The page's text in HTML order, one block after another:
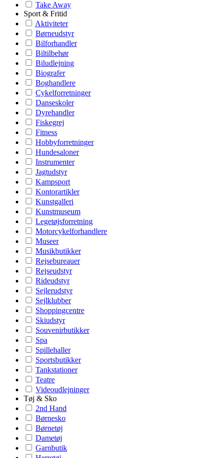
Take Away
Sport & Fritid
Aktiviteter
Børneudstyr
Bilforhandler
Biltilbehør
Biludlejning
Biografer
Boghandlere
Cykelforretninger
Danseskoler
Dyrehandler
Fiskegrej
Fitness
Hobbyforretninger
Hundesaloner
Instrumenter
Jagtudstyr
Kampsport
Kontorartikler
Kunstgalleri
Kunstmuseum
Legetøjsforretning
Motorcykelforhandlere
Museer
Musikbutikker
Rejsebureauer
Rejseudstyr
Rideudstyr
Sejlerudstyr
Sejlklubber
Shoppingcentre
Skiudstyr
Souvenirbutikker
Spa
Spillehaller
Sportsbutikker
Tankstationer
Teatre
Videoudlejninger
Tøj & Sko
2nd Hand
Børnesko
Børnetøj
Dametøj
Garnbutik